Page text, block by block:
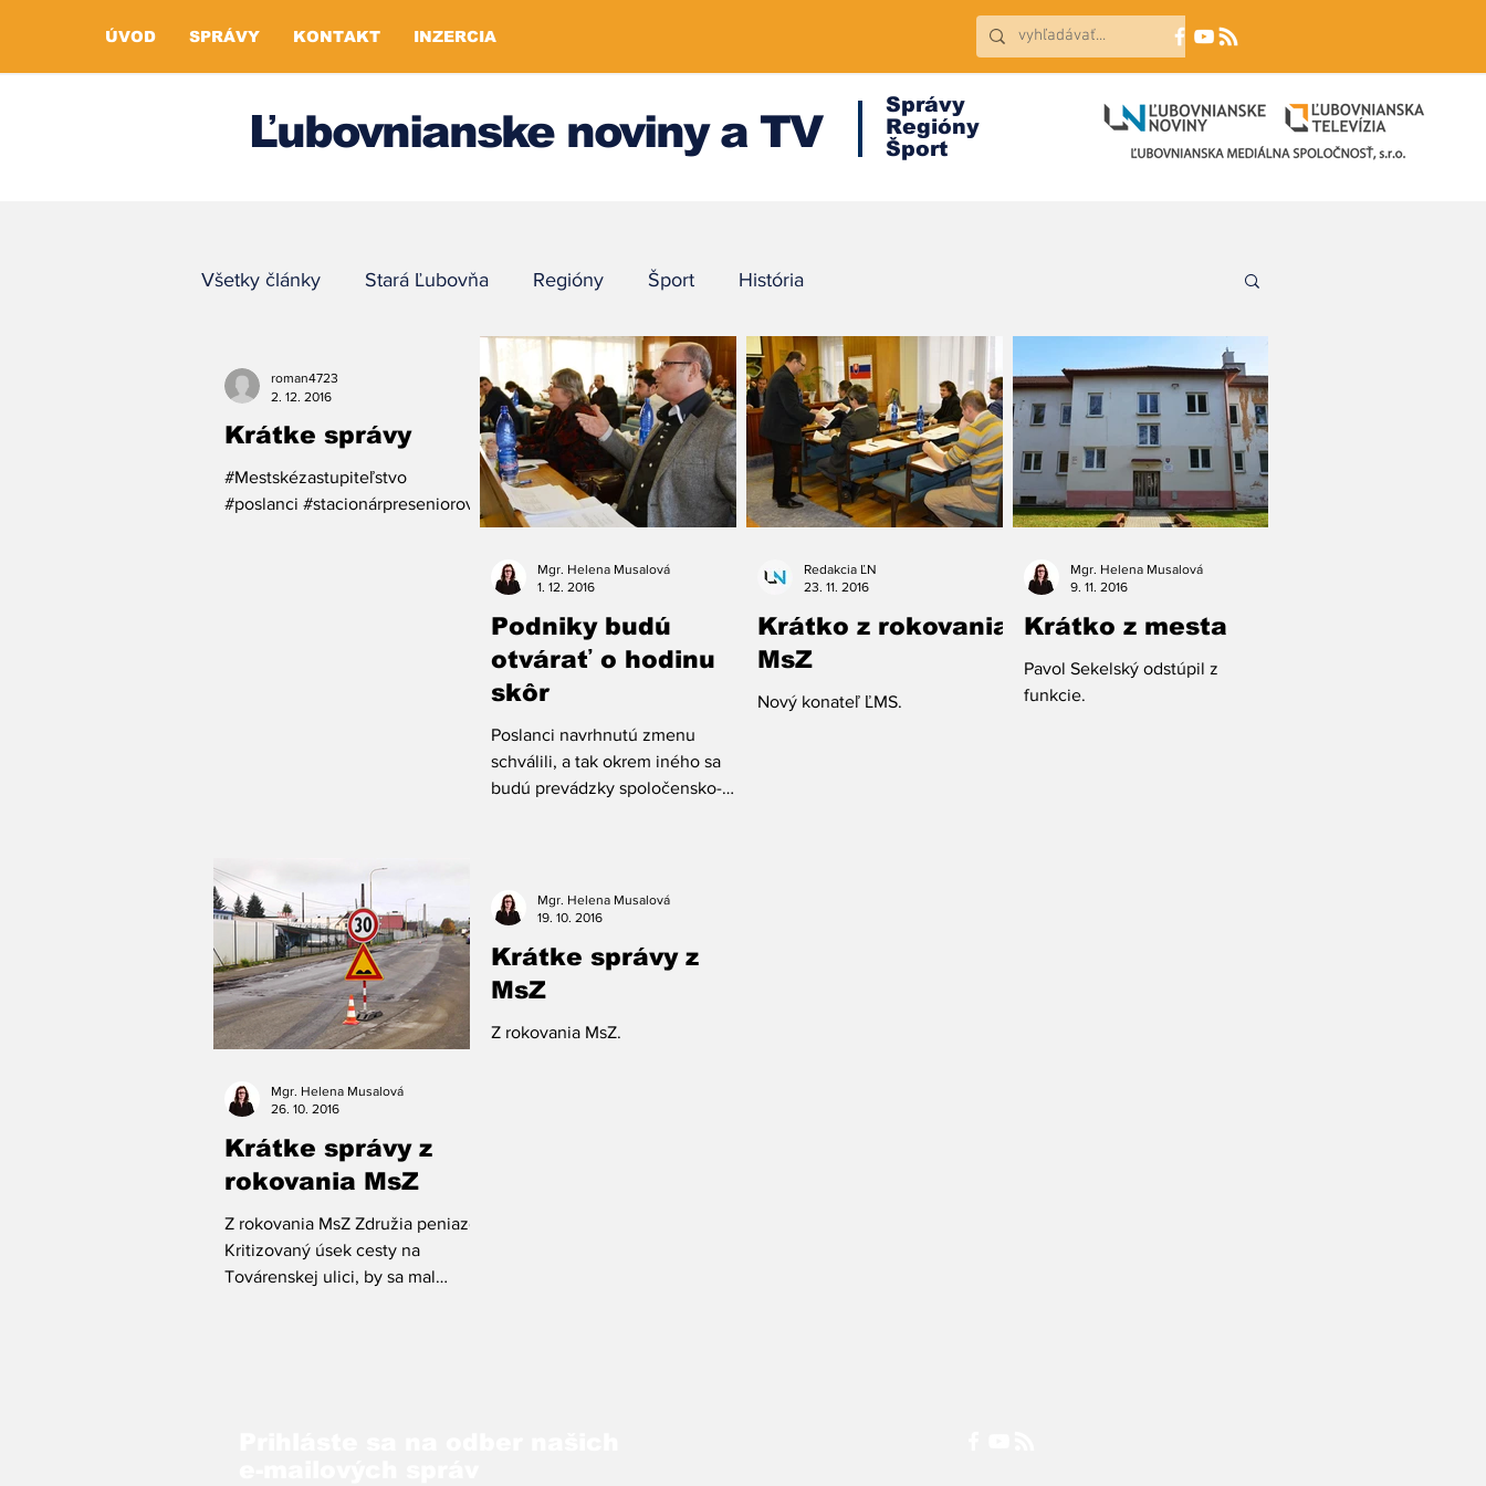
ÚVOD SPRÁVY KONTAKT INZERCIA
Ľubovnianske noviny a TV
Správy
Regióny
Šport
Všetky články Stará Ľubovňa Regióny Šport História
Krátke správy
#Mestskézastupiteľstvo
#poslanci #stacionárpreseniorov
roman4723
2. 12. 2016
Podniky budú
otvárať o hodinu
skôr
Poslanci navrhnutú zmenu
schválili, a tak okrem iného sa
budú prevádzky spoločensko-
Mgr. Helena Musalová
1. 12. 2016
Krátko z rokovania
MsZ
Nový konateľ ĽMS.
Redakcia ĽN
23. 11. 2016
Krátko z mesta
Pavol Sekelský odstúpil z
funkcie.
Mgr. Helena Musalová
9. 11. 2016
Krátke správy z
rokovania MsZ
Z rokovania MsZ Združia peniaze
Kritizovaný úsek cesty na
Továrenskej ulici, by sa mal
Mgr. Helena Musalová
26. 10. 2016
Krátke správy z
MsZ
Z rokovania MsZ.
Mgr. Helena Musalová
19. 10. 2016